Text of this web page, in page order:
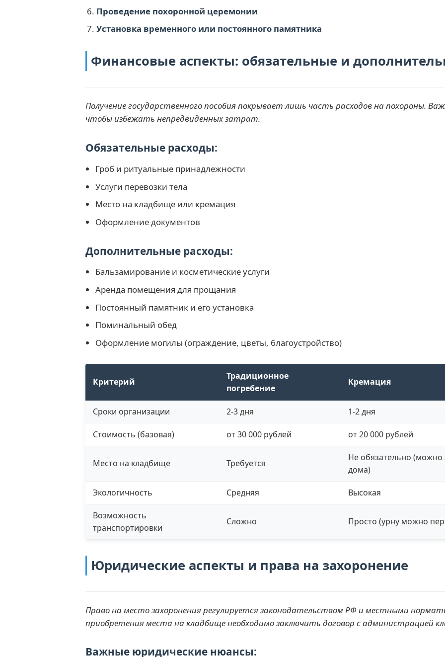
Проведение похоронной церемонии
Установка временного или постоянного памятника
Финансовые аспекты: обязательные и
Получение государственного пособия покрывает лишь часть расходов на похороны.
чтобы избежать непредвиденных затрат.
Обязательные расходы:
Гроб и ритуальные принадлежности
Услуги перевозки тела
Место на кладбище или кремация
Оформление документов
Дополнительные расходы:
Бальзамирование и косметические услуги
Аренда помещения для прощания
Постоянный памятник и его установка
Поминальный обед
Оформление могилы (ограждение, цветы, благоустройство)
Критерий
Традиционное
погребение
Кремация
Сроки организации 2-3 дня 1-2 дня
Стоимость (базовая) от 30 000 рублей от 20 000 рублей
Место на кладбище Требуется
Не обязательно (можно
дома)
Экологичность Средняя Высокая
Возможность
транспортировки
Сложно Просто (урну можно
Юридические аспекты и права на захоронение
Право на место захоронения регулируется законодательством РФ и местными
приобретения места на кладбище необходимо заключить договор с администрацией
Важные юридические нюансы: